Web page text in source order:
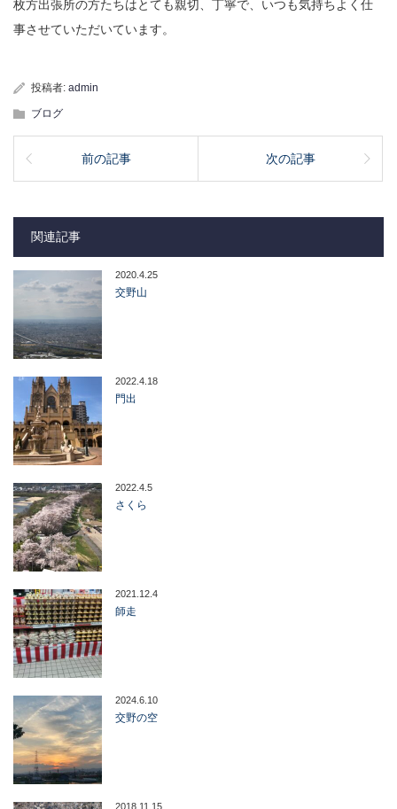
枚方出張所の方たちはとても親切、丁寧で、いつも気持ちよく仕
事させていただいています。
投稿者: admin
ブログ
前の記事 次の記事
関連記事
2020.4.25
交野山
2022.4.18
門出
2022.4.5
さくら
2021.12.4
師走
2024.6.10
交野の空
2018.11.15